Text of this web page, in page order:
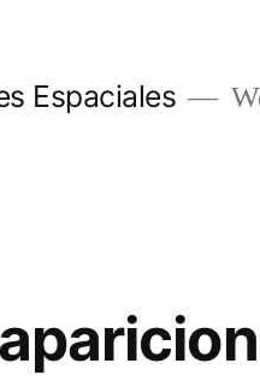
Espaciales